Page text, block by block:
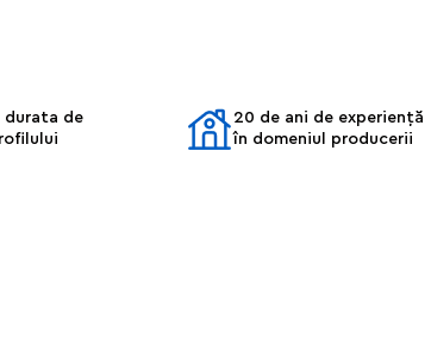
durata de
20 de ani de experiență
în domeniul producerii